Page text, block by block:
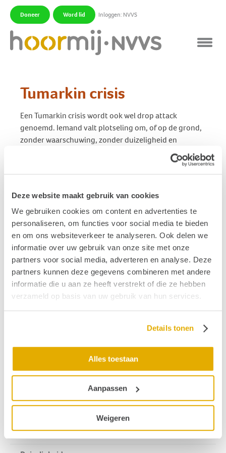
Deze website maakt gebruik van cookies
We gebruiken cookies om content en advertenties te
personaliseren, om functies voor social media te bieden
en om ons websiteverkeer te analyseren. Ook delen we
informatie over uw gebruik van onze site met onze
partners voor social media, adverteren en analyse. Deze
partners kunnen deze gegevens combineren met andere
informatie die u aan ze heeft verstrekt of die ze hebben
verzameld op basis van uw gebruik van hun services.
Details tonen
Alles toestaan
Aanpassen
Weigeren
Doneer Word lid Inloggen: NVVS
Tumarkin crisis
Een Tumarkin crisis wordt ook wel drop attack
genoemd. Iemand valt plotseling om, of op de grond,
zonder waarschuwing, zonder duizeligheid en
De veronderstelde oorzaak van deze drop attacks is
otoliethorganen (sacculus en utriculus) waardoor
activering van de evenwichtsreflexen optreedt. De
oorzaak is niet bekend. Eén theorie is dat de oorzaak
zou liggen in plotseling toename van de hoeveelheid
endolymfe, maar dit is geenszins bewezen.Ernstige
herhaaldelijke drop attacks worden wel behandeld
met injecties van gentamycine via het trommelvlies.
Drop attacks komen niet alleen voor bij de ziekte van
Gerelateerde begrippen
Endolymfatische hydrops